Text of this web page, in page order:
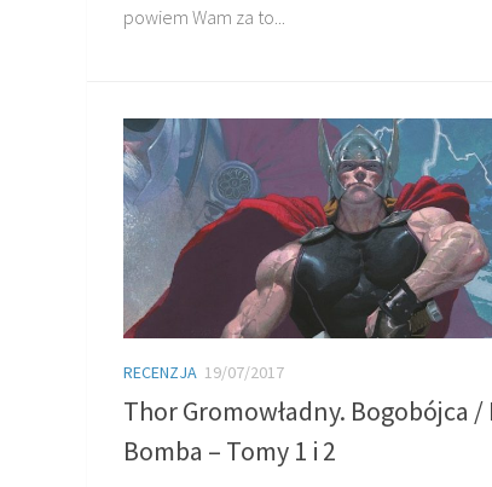
powiem Wam za to...
RECENZJA 19/07/2017
Thor Gromowładny. Bogobójca /
Bomba – Tomy 1 i 2